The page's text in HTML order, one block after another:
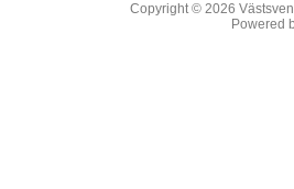
Copyright © 2026
Powered